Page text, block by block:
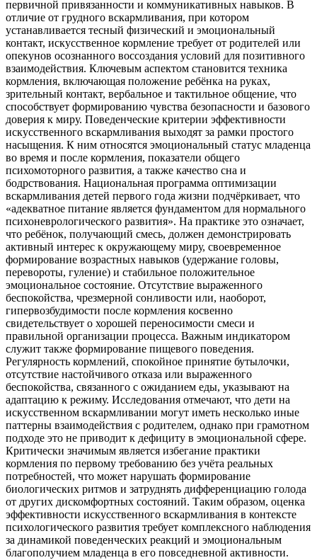
первичной привязанности и коммуникативных навыков. В
отличие от грудного вскармливания, при котором
устанавливается тесный физический и эмоциональный
контакт, искусственное кормление требует от родителей или
опекунов осознанного воссоздания условий для позитивного
взаимодействия. Ключевым аспектом становится техника
кормления, включающая положение ребёнка на руках,
зрительный контакт, вербальное и тактильное общение, что
способствует формированию чувства безопасности и базового
доверия к миру. Поведенческие критерии эффективности
искусственного вскармливания выходят за рамки простого
насыщения. К ним относятся эмоциональный статус младенца
во время и после кормления, показатели общего
психомоторного развития, а также качество сна и
бодрствования. Национальная программа оптимизации
вскармливания детей первого года жизни подчёркивает, что
«адекватное питание является фундаментом для нормального
психоневрологического развития». На практике это означает,
что ребёнок, получающий смесь, должен демонстрировать
активный интерес к окружающему миру, своевременное
формирование возрастных навыков (удержание головы,
перевороты, гуление) и стабильное положительное
эмоциональное состояние. Отсутствие выраженного
беспокойства, чрезмерной сонливости или, наоборот,
гипервозбудимости после кормления косвенно
свидетельствует о хорошей переносимости смеси и
правильной организации процесса. Важным индикатором
служит также формирование пищевого поведения.
Регулярность кормлений, спокойное принятие бутылочки,
отсутствие настойчивого отказа или выраженного
беспокойства, связанного с ожиданием еды, указывают на
адаптацию к режиму. Исследования отмечают, что дети на
искусственном вскармливании могут иметь несколько иные
паттерны взаимодействия с родителем, однако при грамотном
подходе это не приводит к дефициту в эмоциональной сфере.
Критически значимым является избегание практики
кормления по первому требованию без учёта реальных
потребностей, что может нарушать формирование
биологических ритмов и затруднять дифференциацию голода
от других дискомфортных состояний. Таким образом, оценка
эффективности искусственного вскармливания в контексте
психологического развития требует комплексного наблюдения
за динамикой поведенческих реакций и эмоциональным
благополучием младенца в его повседневной активности.